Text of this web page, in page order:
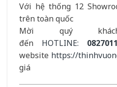
Với hệ thống 12
trên toàn quốc
Mời quý
đến HOTLINE:
website https://
giá